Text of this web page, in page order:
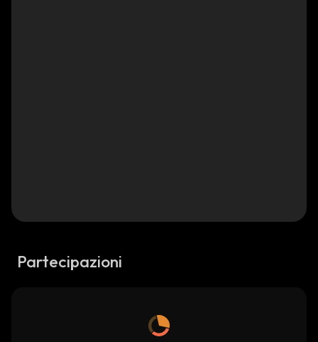
Partecipazioni